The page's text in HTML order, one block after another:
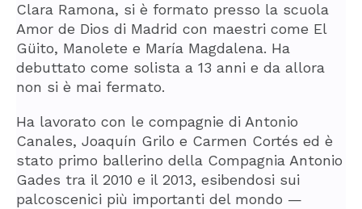
Clara Ramona, si è formato presso la scuola
Amor de Dios di Madrid con maestri come El
Güito, Manolete e María Magdalena. Ha
debuttato come solista a 13 anni e da allora
non si è mai fermato.
Ha lavorato con le compagnie di Antonio
Canales, Joaquín Grilo e Carmen Cortés ed è
stato primo ballerino della Compagnia Antonio
Gades tra il 2010 e il 2013, esibendosi sui
palcoscenici più importanti del mondo —